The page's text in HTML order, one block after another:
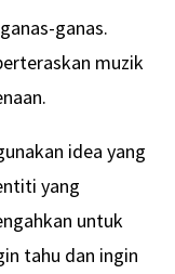
ganas.
muzik
idea yang
yang
untuk
tahu dan ingin